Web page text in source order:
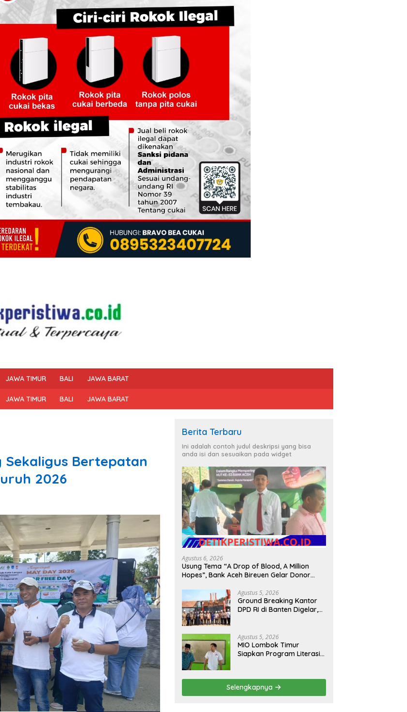
JAWA TIMUR BALI JAWA BARAT
JAWA TIMUR BALI JAWA BARAT
Sekaligus Bertepatan
2026
Berita Terbaru
Ini adalah contoh judul deskripsi yang bisa
anda isi dan sesuaikan pada widget
Agustus 6, 2026
Usung Tema “A Drop of Blood, A Million
Hopes”, Bank Aceh Bireuen Gelar Donor
Agustus 5, 2026
Ground Breaking Kantor
DPD RI di Banten Digelar,
Kondusivitas Proyek
Agustus 5, 2026
MIO Lombok Timur
Siapkan Program Literasi
Hadapi Era Digital
Selengkapnya